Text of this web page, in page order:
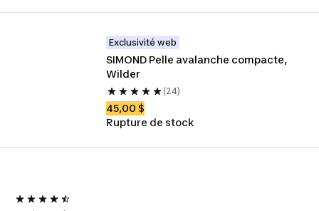
Exclusivité web
SIMOND Pelle avalanche compacte,
Wilder
(24)
45,00 $
Rupture de stock